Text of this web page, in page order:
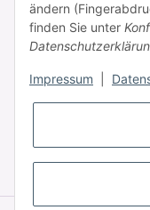
ändern
finden Sie unter
Impressum
Zahlung &